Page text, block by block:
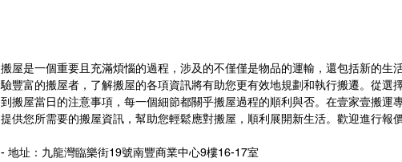
搬屋是一個重要且充滿煩惱的過程，涉及的不僅僅是物品的運輸，還包括新的生
驗豐富的搬屋者，了解搬屋的各項資訊將有助您更有效地規劃和執行搬遷。從選
到搬屋當日的注意事項，每一個細節都關乎搬屋過程的順利與否。在壹家壹搬運
提供您所需要的搬屋資訊，幫助您輕鬆應對搬屋，順利展開新生活。歡迎進行報
- 地址：九龍灣臨樂街19號南豐商業中心9樓16-17室